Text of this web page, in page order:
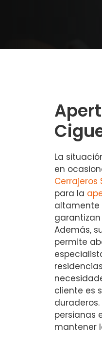
La
en
Cerrajeros
para la
altamente
Además,
permite
cliente es
persianas
mantener